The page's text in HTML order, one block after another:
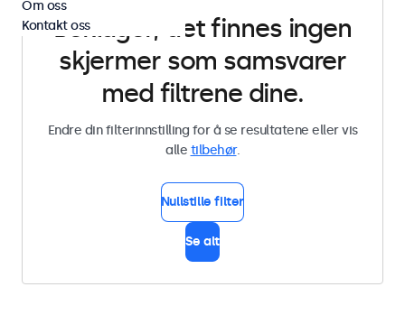
Beklager, det finnes ingen
skjermer som samsvarer
med filtrene dine.
Endre din filterinnstilling for å se resultatene eller vis
alle tilbehør.
Nullstille filter
Se alt
Om oss
Kontakt oss